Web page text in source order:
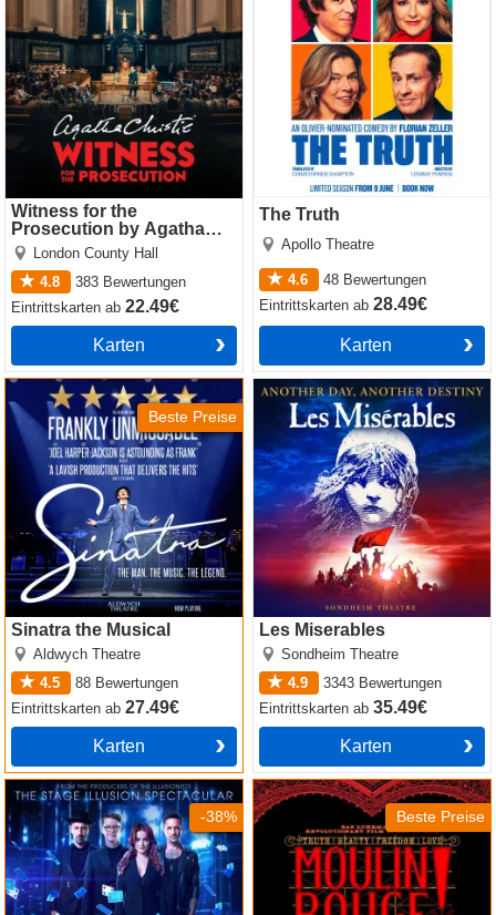
Witness for the
Prosecution by Agatha
Christie
London County Hall
4.8
383 Bewertungen
Eintrittskartenab22.49€
Karten
The Truth
Apollo Theatre
4.6 48 Bewertungen
Eintrittskartenab28.49€
Karten
Beste Preise
Sinatra the Musical
Aldwych Theatre
4.5
88 Bewertungen
Eintrittskartenab27.49€
Karten
Sinatra the Musical
Les Miserables
Sondheim Theatre
4.9
3343 Bewertungen
Eintrittskartenab35.49€
Karten
Les Miserables
-38%
Now You See Me
Beste Preise
Moulin Rouge! The Musical